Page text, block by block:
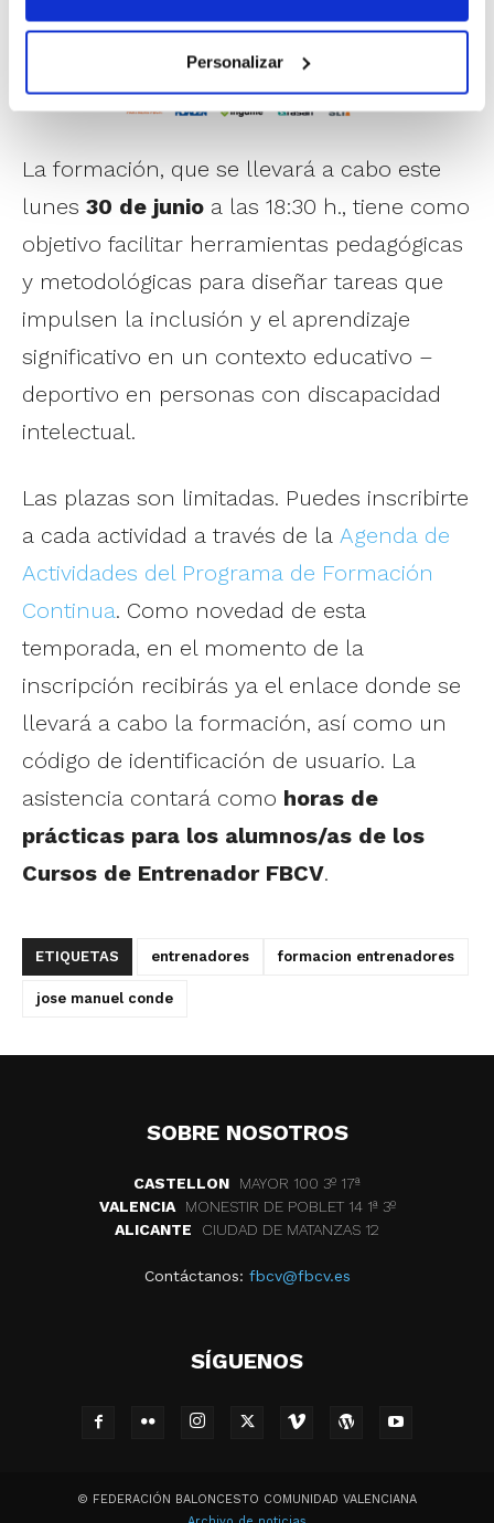
Personalizar
La formación, que se llevará a cabo este
lunes 30 de junio a las 18:30 h., tiene como
objetivo facilitar herramientas pedagógicas
y metodológicas para diseñar tareas que
impulsen la inclusión y el aprendizaje
significativo en un contexto educativo –
deportivo en personas con discapacidad
intelectual.
Las plazas son limitadas. Puedes inscribirte
a cada actividad a través de la Agenda de
Actividades del Programa de Formación
Continua. Como novedad de esta
temporada, en el momento de la
inscripción recibirás ya el enlace donde se
llevará a cabo la formación, así como un
código de identificación de usuario. La
asistencia contará como horas de
prácticas para los alumnos/as de los
Cursos de Entrenador FBCV.
ETIQUETAS entrenadores formacion entrenadores
jose manuel conde
SOBRE NOSOTROS
CASTELLON
MAYOR 100 3º 17ª
VALENCIA
MONESTIR DE POBLET 14 1ª 3º
ALICANTE
CIUDAD DE MATANZAS 12
Contáctanos: fbcv@fbcv.es
SÍGUENOS
© FEDERACIÓN BALONCESTO COMUNIDAD VALENCIANA